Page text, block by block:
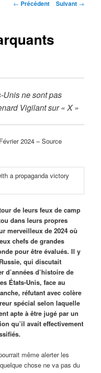
Navigation
← Précédent Suivant →
Unis ne sont pas
Vigilant sur « X »
2024 – Source
de leurs feux de camp
dans leurs propres
merveilleux de 2024 où
chefs de grandes
pour être évalués. Il y
qui discutait
d’années d’histoire de
États-Unis, face au
réfutant avec colère
spécial selon laquelle
apte à être jugé par un
qu’il avait effectivement
même alerter les
chose ne va pas du